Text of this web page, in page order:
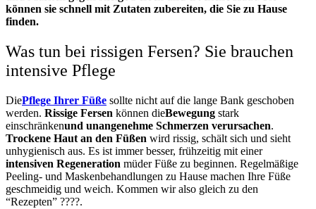
können sie schnell mit Zutaten zubereiten, die Sie zu Hause
finden.
Was tun bei rissigen Fersen? Sie brauchen
intensive Pflege
DiePflege Ihrer Füße sollte nicht auf die lange Bank geschoben
werden. Rissige Fersen können dieBewegung stark
einschränkenund unangenehme Schmerzen verursachen.
Trockene Haut an den Füßen wird rissig, schält sich und sieht
unhygienisch aus. Es ist immer besser, frühzeitig mit einer
intensiven Regeneration müder Füße zu beginnen. Regelmäßige
Peeling- und Maskenbehandlungen zu Hause machen Ihre Füße
geschmeidig und weich. Kommen wir also gleich zu den
“Rezepten” ????.